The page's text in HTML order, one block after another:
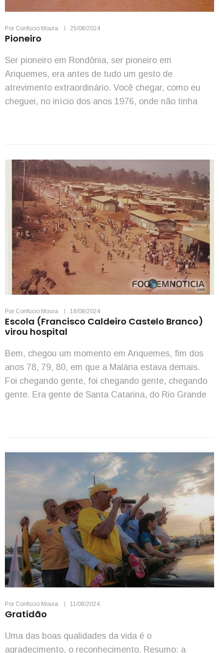
Por Confúcio Moura 25/08/2024
Pioneiro
Ser pioneiro em Rondônia, ser pioneiro em
Ariquemes, era antes de tudo um gesto de
atrevimento extraordinário. Você chegar, como eu
cheguei, no início dos anos 1976, onde não tinha
Por Confúcio Moura 18/08/2024
Escola (Francisco Caldeiro Castelo Branco)
virou hospital
Bem, chegou um momento em Ariquemes, fim dos
anos 78, 79, 80, em que a Malária estava demais.
Foi chegando gente, foi chegando gente, chegando
gente. Era gente de Santa Catarina, do Rio Grande
Por Confúcio Moura 11/08/2024
Gratidão
Uma das boas qualidades da vida é o
agradecimento, o reconhecimento. Resumo: a